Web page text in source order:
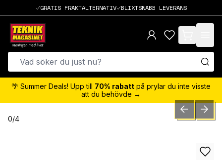
GRATIS FRAKTALTERNATIV BLIXTSNABB LEVERANS
items in cart,
🌴 Summer Deals! Upp till 70% rabatt på prylar du inte visste
att du behövde →
0/4 PREVIOUSNEXT